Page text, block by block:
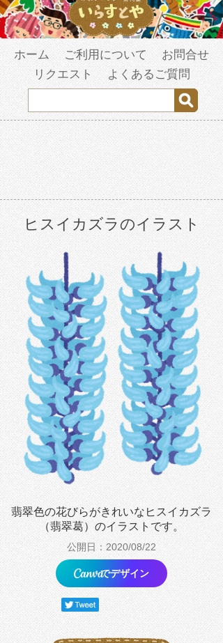
ホーム ご利用について
お問合せ
リクエスト
よくあるご質問
ヒスイカズラのイラスト
翡翠色の花びらがきれいなヒスイカズラ
（翡翠葛）のイラストです。
公開日：2020/08/22
でデザイン